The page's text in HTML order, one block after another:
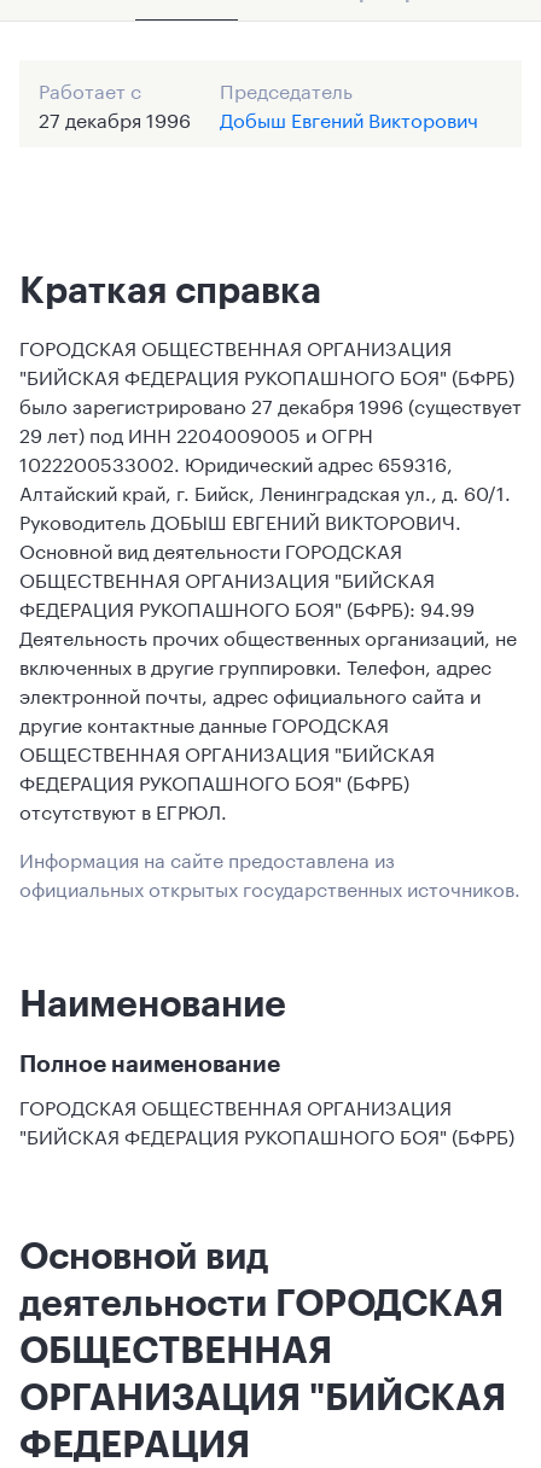
Работает с
27 декабря 1996
Председатель
Добыш Евгений Викторович
Краткая справка
ГОРОДСКАЯ ОБЩЕСТВЕННАЯ ОРГАНИЗАЦИЯ
"БИЙСКАЯ ФЕДЕРАЦИЯ РУКОПАШНОГО БОЯ" (БФРБ)
было зарегистрировано 27 декабря 1996 (существует
29 лет) под ИНН 2204009005 и ОГРН
1022200533002. Юридический адрес 659316,
Алтайский край, г. Бийск, Ленинградская ул., д. 60/1.
Руководитель ДОБЫШ ЕВГЕНИЙ ВИКТОРОВИЧ.
Основной вид деятельности ГОРОДСКАЯ
ОБЩЕСТВЕННАЯ ОРГАНИЗАЦИЯ "БИЙСКАЯ
ФЕДЕРАЦИЯ РУКОПАШНОГО БОЯ" (БФРБ): 94.99
Деятельность прочих общественных организаций, не
включенных в другие группировки. Телефон, адрес
электронной почты, адрес официального сайта и
другие контактные данные ГОРОДСКАЯ
ОБЩЕСТВЕННАЯ ОРГАНИЗАЦИЯ "БИЙСКАЯ
ФЕДЕРАЦИЯ РУКОПАШНОГО БОЯ" (БФРБ)
отсутствуют в ЕГРЮЛ.
Информация на сайте предоставлена из
официальных открытых государственных источников.
Наименование
Полное наименование
ГОРОДСКАЯ ОБЩЕСТВЕННАЯ ОРГАНИЗАЦИЯ
"БИЙСКАЯ ФЕДЕРАЦИЯ РУКОПАШНОГО БОЯ" (БФРБ)
Основной вид
деятельности ГОРОДСКАЯ
ОБЩЕСТВЕННАЯ
ОРГАНИЗАЦИЯ "БИЙСКАЯ
ФЕДЕРАЦИЯ